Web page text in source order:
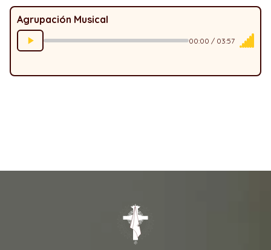
Agrupación Musical
00:00 / 03:57